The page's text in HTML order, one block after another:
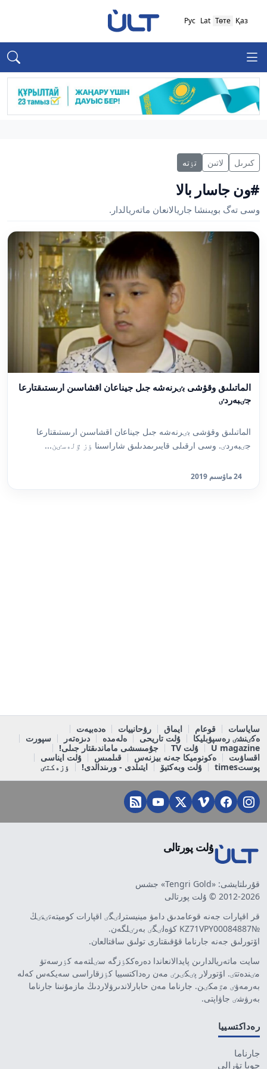
Қаз
Төте
Lat
Рус
كىرىل لاتىن تٶتە
#ون جاسار بالا
وسى تەگ بويىنشا جاريالانعان ماتەريالدار.
الماتىلىق وقۋشى بٸرنەشە جىل جيناعان اقشاسىن ارىستىقتارعا
جٸبەردٸ
الماتىلىق وقۋشى بٸرنەشە جىل جيناعان اقشاسىن ارىستىقتارعا
جٸبەردٸ. وسى ارقىلى قايىرىمدىلىق شاراسىنا ٶز ٷلەسٸن...
24 ماۋسىم 2019
ساياسات قوعام ايماق رۋحانييات
ەدەبيەت
ەكٸنشٸ رەسپۋبليكا
ۇلت تاريحى ەلەمدە دىزەتەر
سپورت
U magazine
ۇلت TV
جۇمىسشى ماماندىقتار جىلى!
اقساۋىت
ەكونوميكا جەنە بيزنەس قىلمىس
ۇلت ايناسى
پوستtimes
ۇلت وبەكتيۆ ايتىلدى - ورىندالدى! ٶزەكتٸ
ۇلت پورتالى
قۇرىلتايشى: «Tengri Gold» جشس
2012-2026 © ۇلت پورتالى
قر اقپارات جەنە قوعامدىق دامۋ مينيسترلٸگٸ اقپارات كوميتەتٸنٸڭ
№KZ71VPY00084887 كۋەلٸگٸ بەرٸلگەن.
اۆتورلىق جەنە جارناما قۇقىقتارى تولىق ساقتالعان.
سايت ماتەريالدارىن پايدالانعاندا دەرەككٶزگە سٸلتەمە كٶرسەتۋ
مٸندەتتٸ. اۆتورلار پٸكٸرٸ مەن رەداكتسييا كٶزقاراسى سەيكەس كەلە
بەرمەۋٸ مٷمكٸن. جارناما مەن حابارلاندىرۋلاردىڭ مازمۇنىنا جارناما
بەرۋشٸ جاۋاپتى.
رەداكتسييا
جارناما
جوبا تۋرالى